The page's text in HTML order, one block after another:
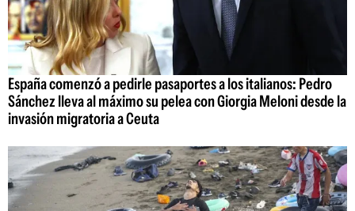
España comenzó a pedirle pasaportes a los italianos: Pedro
Sánchez lleva al máximo su pelea con Giorgia Meloni desde la
invasión migratoria a Ceuta